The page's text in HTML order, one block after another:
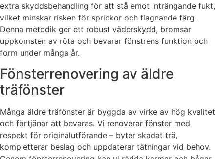
extra skyddsbehandling för att stå emot inträngande fukt,
vilket minskar risken för sprickor och flagnande färg.
Denna metodik ger ett robust väderskydd, bromsar
uppkomsten av röta och bevarar fönstrens funktion och
form under många år.
Fönsterrenovering av äldre
träfönster
Många äldre träfönster är byggda av virke av hög kvalitet
och förtjänar att bevaras. Vi renoverar fönster med
respekt för originalutförande – byter skadat trä,
kompletterar beslag och uppdaterar tätningar vid behov.